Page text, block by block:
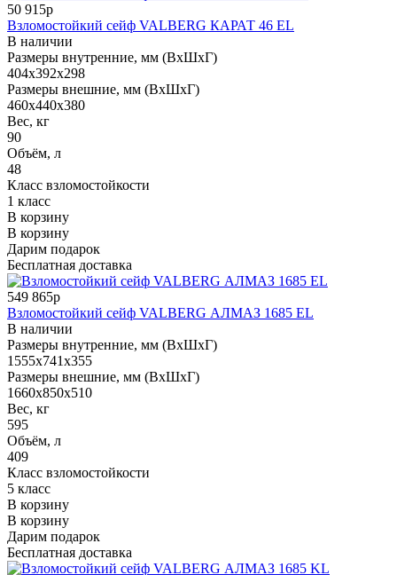
50 915р
Взломостойкий сейф VALBERG КАРАТ 46 EL
В наличии
Размеры внутренние, мм (ВхШхГ)
404x392x298
Размеры внешние, мм (ВхШхГ)
460x440x380
Вес, кг
90
Объём, л
48
Класс взломостойкости
1 класс
В корзину
В корзину
Дарим подарок
Бесплатная доставка
549 865р
Взломостойкий сейф VALBERG АЛМАЗ 1685 EL
В наличии
Размеры внутренние, мм (ВхШхГ)
1555x741x355
Размеры внешние, мм (ВхШхГ)
1660x850x510
Вес, кг
595
Объём, л
409
Класс взломостойкости
5 класс
В корзину
В корзину
Дарим подарок
Бесплатная доставка